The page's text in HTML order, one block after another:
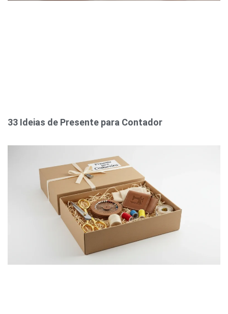
33 Ideias de Presente para Contador